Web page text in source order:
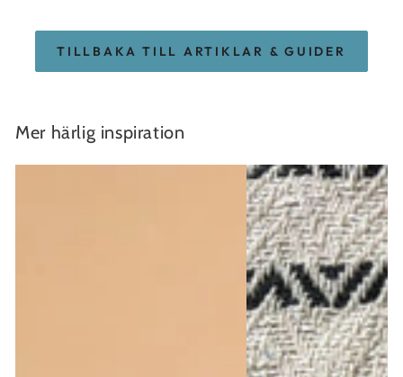
TILLBAKA TILL ARTIKLAR & GUIDER
Mer härlig inspiration